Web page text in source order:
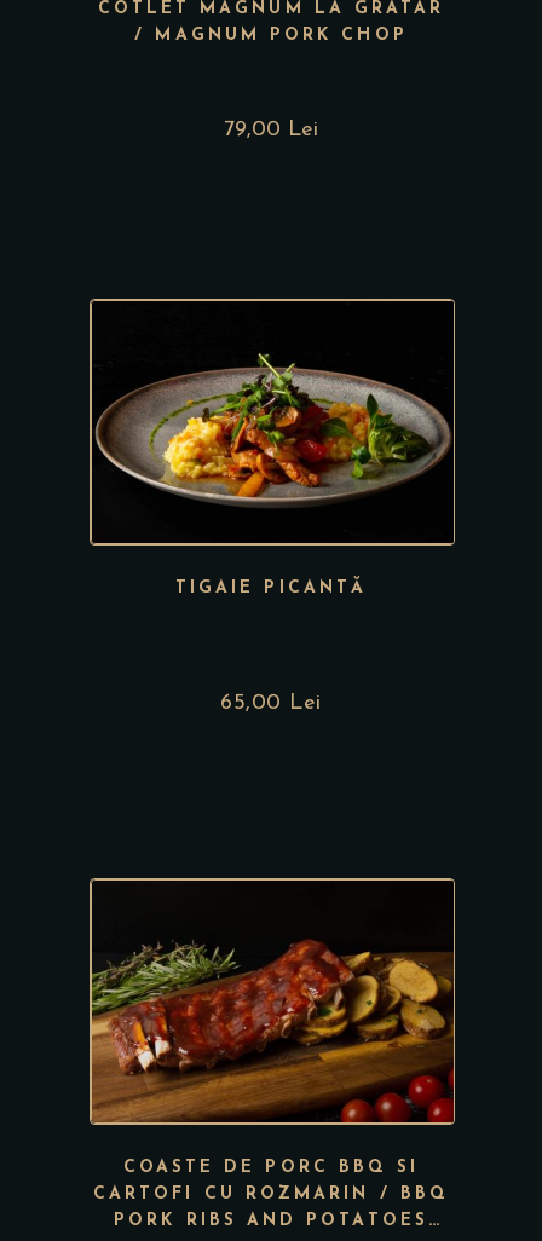
COTLET MAGNUM LA GRATAR
/ MAGNUM PORK CHOP
79,00 Lei
TIGAIE PICANTĂ
65,00 Lei
COASTE DE PORC BBQ SI
CARTOFI CU ROZMARIN / BBQ
PORK RIBS AND POTATOES